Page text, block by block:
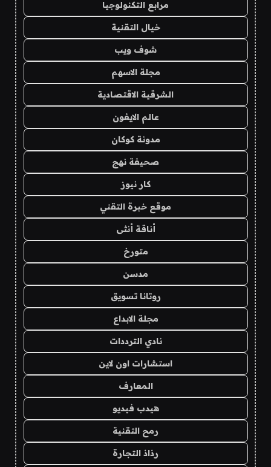
مرابع التكنولوجيا
خيال التقنية
شوف ويب
مجلة الاسهم
الشرقية الاقتصادية
عالم الايفون
مدونة كوكان
صحيفة نهج
كار نيوز
موقع خبرة التقني
أناقة أنثى
متورخ
مدسن
روتانا تسويق
مجلة الابداع
نادي الترددات
استشارات اون لاين
المعارف
هيدب فيديو
رمح التقنية
رذاذ التجارة